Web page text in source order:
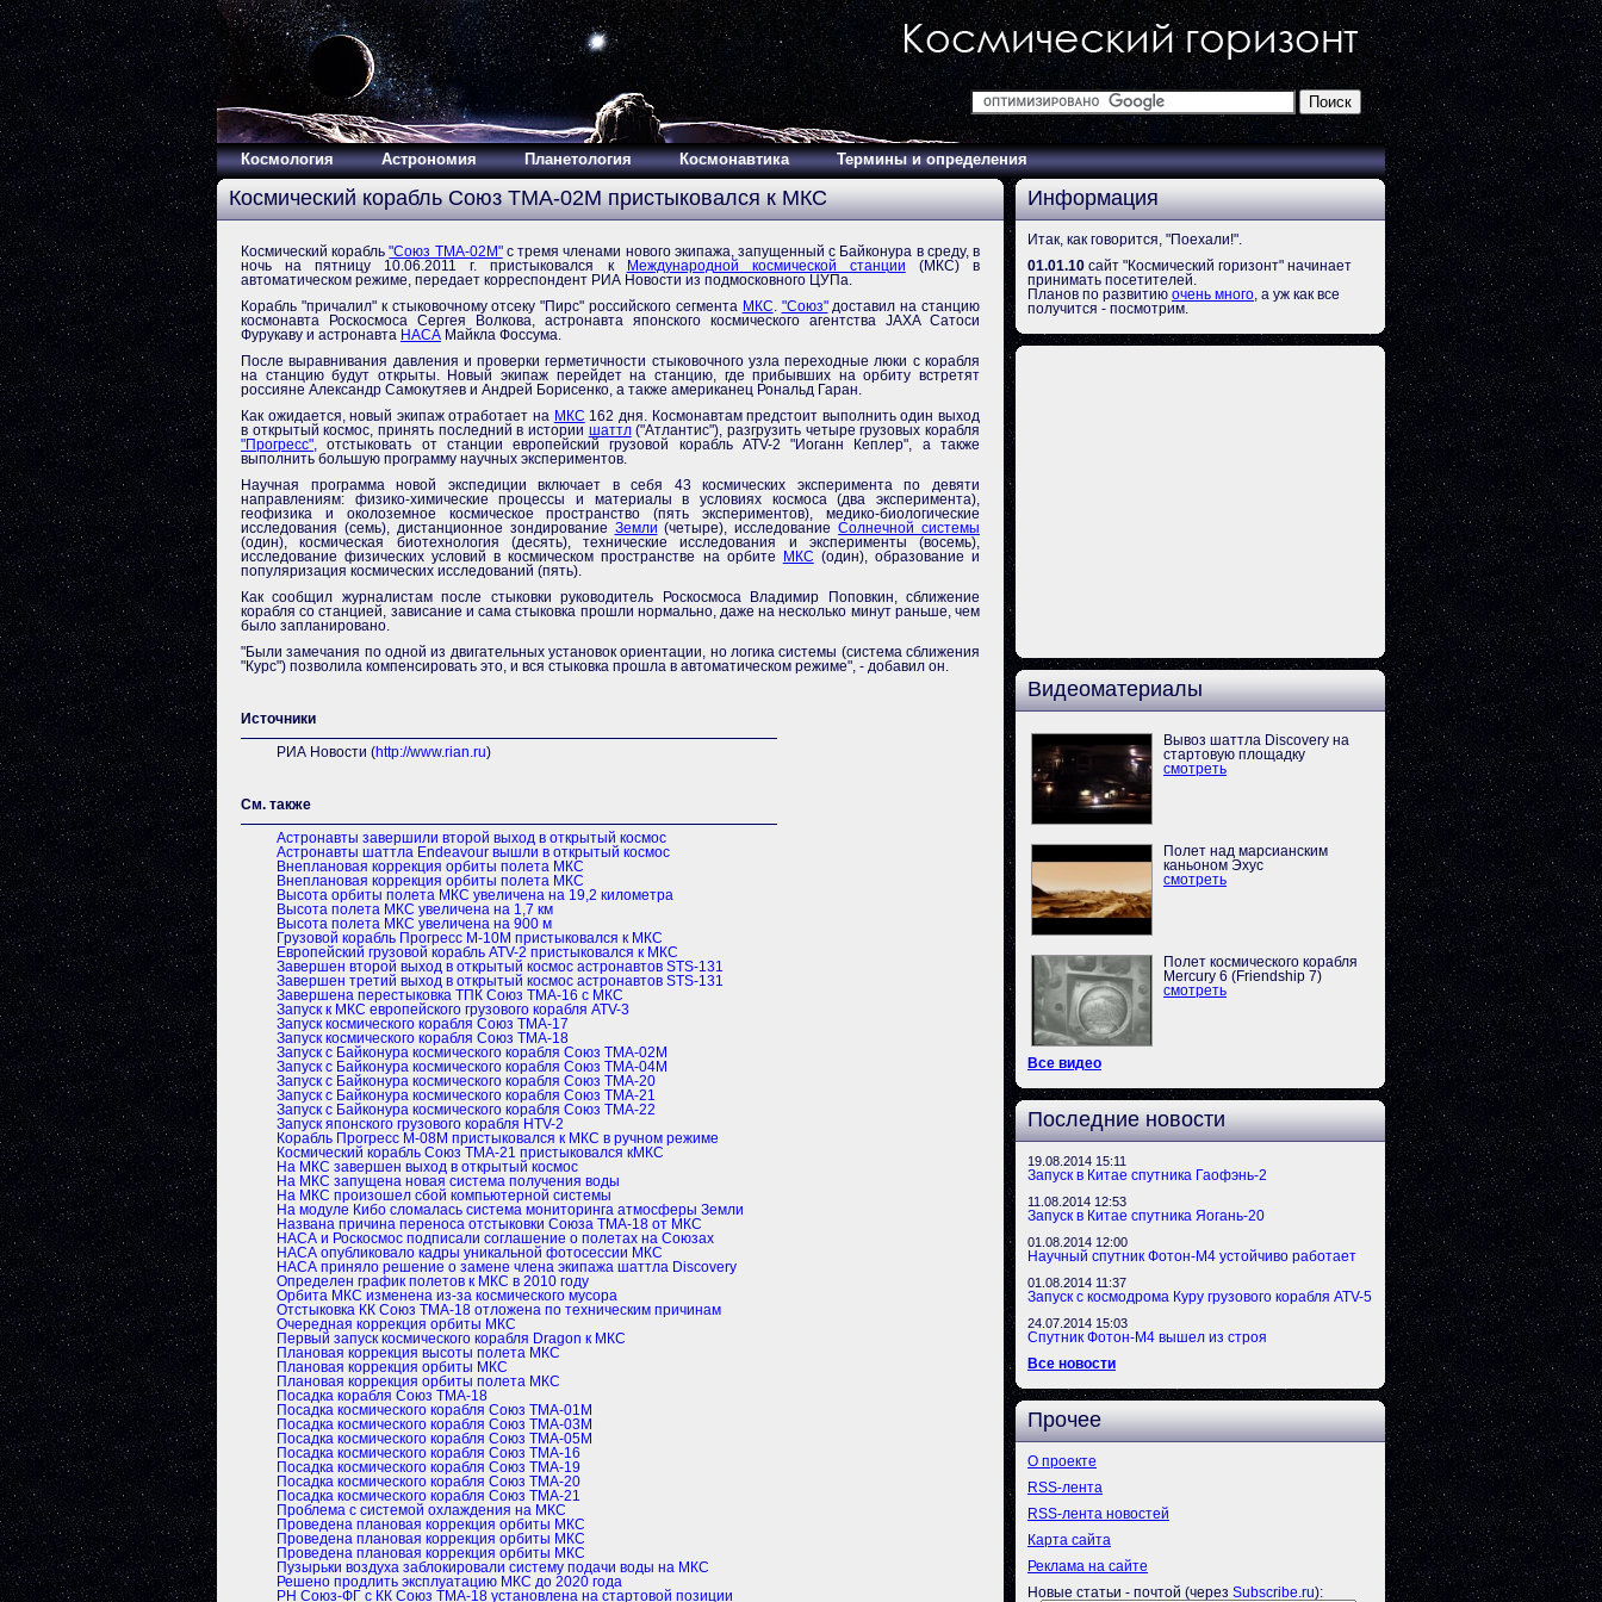
Космология Астрономия Планетология Космонавтика Термины и определения
Космический корабль Союз ТМА-02М пристыковался к МКС
Космический корабль"Союз ТМА-02М"с тремя членами нового экипажа, запущенный с Байконура в среду, в
ночь на пятницу 10.06.2011 г. пристыковался к
Международной космической станции (МКС) в
автоматическом режиме, передает корреспондент РИА Новости из подмосковного ЦУПа.
Корабль "причалил" к стыковочному отсеку "Пирс" российского сегмента МКС "Союз"доставил на станцию
космонавта Роскосмоса Сергея Волкова, астронавта японского космического агентства JAXA Сатоси
Фурукаву и астронавта НАСА Майкла Фоссума.
После выравнивания давления и проверки герметичности стыковочного узла переходные люки с корабля
на станцию будут открыты. Новый экипаж перейдет на станцию, где прибывших на орбиту встретят
россияне Александр Самокутяев и Андрей Борисенко, а также американец Рональд Гаран.
Как ожидается, новый экипаж отработает на МКС 162 дня. Космонавтам предстоит выполнить один выход
в открытый космос, принять последний в истории шаттл("Атлантис"), разгрузить четыре грузовых корабля
"Прогресс" , отстыковать от станции европейский грузовой корабль ATV-2 "Иоганн Кеплер", а также
выполнить большую программу научных экспериментов.
Научная программа новой экспедиции включает в себя 43 космических эксперимента по девяти
направлениям: физико-химические процессы и материалы в условиях космоса (два эксперимента),
геофизика и околоземное космическое пространство (пять экспериментов), медико-биологические
исследования (семь), дистанционное зондирование Земли (четыре), исследованиеСолнечной системы
(один), космическая биотехнология (десять), технические исследования и эксперименты (восемь),
исследование физических условий в космическом пространстве на орбите
МКС (один), образование и
популяризация космических исследований (пять).
Как сообщил журналистам после стыковки руководитель Роскосмоса Владимир Поповкин, сближение
корабля со станцией, зависание и сама стыковка прошли нормально, даже на несколько минут раньше, чем
было запланировано.
"Были замечания по одной из двигательных установок ориентации, но логика системы (система сближения
"Курс") позволила компенсировать это, и вся стыковка прошла в автоматическом режиме", - добавил он.
Источники
РИА Новости (http://www.rian.ru)
См. также
Астронавты завершили второй выход в открытый космос
Астронавты шаттла Endeavour вышли в открытый космос
Внеплановая коррекция орбиты полета МКС
Внеплановая коррекция орбиты полета МКС
Высота орбиты полета МКС увеличена на 19,2 километра
Высота полета МКС увеличена на 1,7 км
Высота полета МКС увеличена на 900 м
Грузовой корабль Прогресс М-10М пристыковался к МКС
Европейский грузовой корабль ATV-2 пристыковался к МКС
Завершен второй выход в открытый космос аcтронавтов STS-131
Завершен третий выход в открытый космос аcтронавтов STS-131
Завершена перестыковка ТПК Союз ТМА-16 с МКС
Запуск к МКС европейского грузового корабля ATV-3
Запуск космического корабля Союз ТМА-17
Запуск космического корабля Союз ТМА-18
Запуск с Байконура космического корабля Союз ТМА-02М
Запуск с Байконура космического корабля Союз ТМА-04М
Запуск с Байконура космического корабля Союз ТМА-20
Запуск с Байконура космического корабля Союз ТМА-21
Запуск с Байконура космического корабля Союз ТМА-22
Запуск японского грузового корабля HTV-2
Корабль Прогресс М-08М пристыковался к МКС в ручном режиме
Космический корабль Союз ТМА-21 пристыковался кМКС
На МКС завершен выход в открытый космос
На МКС запущена новая система получения воды
На МКС произошел сбой компьютерной системы
На модуле Кибо сломалась система мониторинга атмосферы Земли
Названа причина переноса отстыковки Союза ТМА-18 от МКС
НАСА и Роскосмос подписали соглашение о полетах на Союзах
НАСА опубликовало кадры уникальной фотосессии МКС
НАСА приняло решение о замене члена экипажа шаттла Discovery
Определен график полетов к МКС в 2010 году
Орбита МКС изменена из-за космического мусора
Отстыковка КК Союз ТМА-18 отложена по техническим причинам
Очередная коррекция орбиты МКС
Первый запуск космического корабля Dragon к МКС
Плановая коррекция высоты полета МКС
Плановая коррекция орбиты МКС
Плановая коррекция орбиты полета МКС
Посадка корабля Союз ТМА-18
Посадка космического корабля Союз ТМА-01М
Посадка космического корабля Союз ТМА-03М
Посадка космического корабля Союз ТМА-05М
Посадка космического корабля Союз ТМА-16
Посадка космического корабля Союз ТМА-19
Посадка космического корабля Союз ТМА-20
Посадка космического корабля Союз ТМА-21
Проблема с системой охлаждения на МКС
Проведена плановая коррекция орбиты МКС
Проведена плановая коррекция орбиты МКС
Проведена плановая коррекция орбиты МКС
Пузырьки воздуха заблокировали систему подачи воды на МКС
Решено продлить эксплуатацию МКС до 2020 года
РН Союз-ФГ с КК Союз ТМА-18 установлена на стартовой позиции
Информация
Итак, как говорится, "Поехали!".
01.01.10 сайт "Космический горизонт" начинает
принимать посетителей.
Планов по развитию очень много , а уж как все
получится - посмотрим.
Видеоматериалы
Вывоз шаттла Discovery на
стартовую площадку
смотреть
Полет над марсианским
каньоном Эхус
смотреть
Полет космического корабля
Mercury 6 (Friendship 7)
смотреть
Все видео
Последние новости
19.08.2014 15:11
Запуск в Китае спутника Гаофэнь-2
11.08.2014 12:53
Запуск в Китае спутника Яогань-20
01.08.2014 12:00
Научный спутник Фотон-М4 устойчиво работает
01.08.2014 11:37
Запуск с космодрома Куру грузового корабля ATV-5
24.07.2014 15:03
Спутник Фотон-М4 вышел из строя
Все новости
Прочее
О проекте
RSS-лента
RSS-лента новостей
Карта сайта
Реклама на сайте
Новые статьи - почтой (через Subscribe.ru):